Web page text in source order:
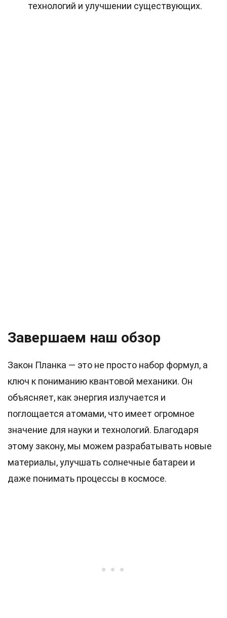
технологий и улучшении существующих.
Завершаем наш обзор
Закон Планка — это не просто набор формул, а
ключ к пониманию квантовой механики. Он
объясняет, как энергия излучается и
поглощается атомами, что имеет огромное
значение для науки и технологий. Благодаря
этому закону, мы можем разрабатывать новые
материалы, улучшать солнечные батареи и
даже понимать процессы в космосе.